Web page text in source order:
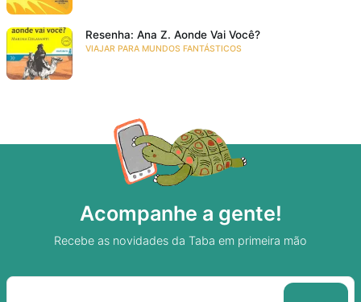
Resenha: Ana Z. Aonde Vai Você?
VIAJAR PARA MUNDOS FANTÁSTICOS
Acompanhe a gente!
Recebe as novidades da Taba em primeira mão